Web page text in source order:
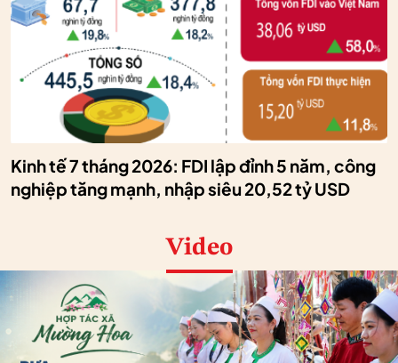
Kinh tế 7 tháng 2026: FDI lập đỉnh 5 năm, công
nghiệp tăng mạnh, nhập siêu 20,52 tỷ USD
Video